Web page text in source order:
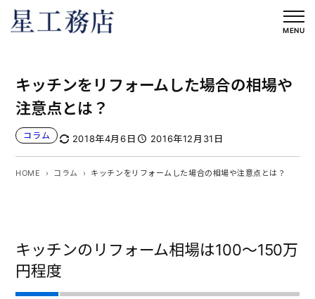
MENU
キッチンをリフォームした場合の相場や
注意点とは？
コラム 2018年4月6日 2016年12月31日
HOME コラム キッチンをリフォームした場合の相場や注意点とは？
キッチンのリフォーム相場は100～150万
円程度